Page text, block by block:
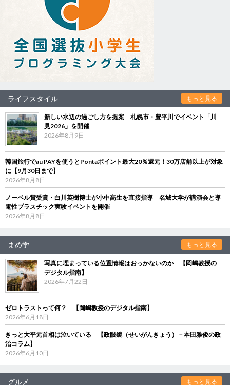
ライフスタイル もっと見る
新しい水辺の過ごし方を提案 札幌市・豊平川でイベント「川
見2026」を開催
2026年8月9日
韓国旅行でau PAYを使うとPontaポイント最大20％還元！30万店舗以上が対象
に【9月30日まで】
2026年8月8日
ノーベル賞受賞・白川英樹博士が小中高生を直接指導 名城大学が講演会と導
電性プラスチック実験イベントを開催
2026年8月8日
まめ学 もっと見る
写真に埋まっている位置情報はおっかないのか 【岡嶋教授の
デジタル指南】
2026年7月22日
ゼロトラストって何？ 【岡嶋教授のデジタル指南】
2026年6月18日
きっと大平元首相は泣いている 【政眼鏡（せいがんきょう）－本田雅俊の政
治コラム】
2026年6月10日
グルメ もっと見る